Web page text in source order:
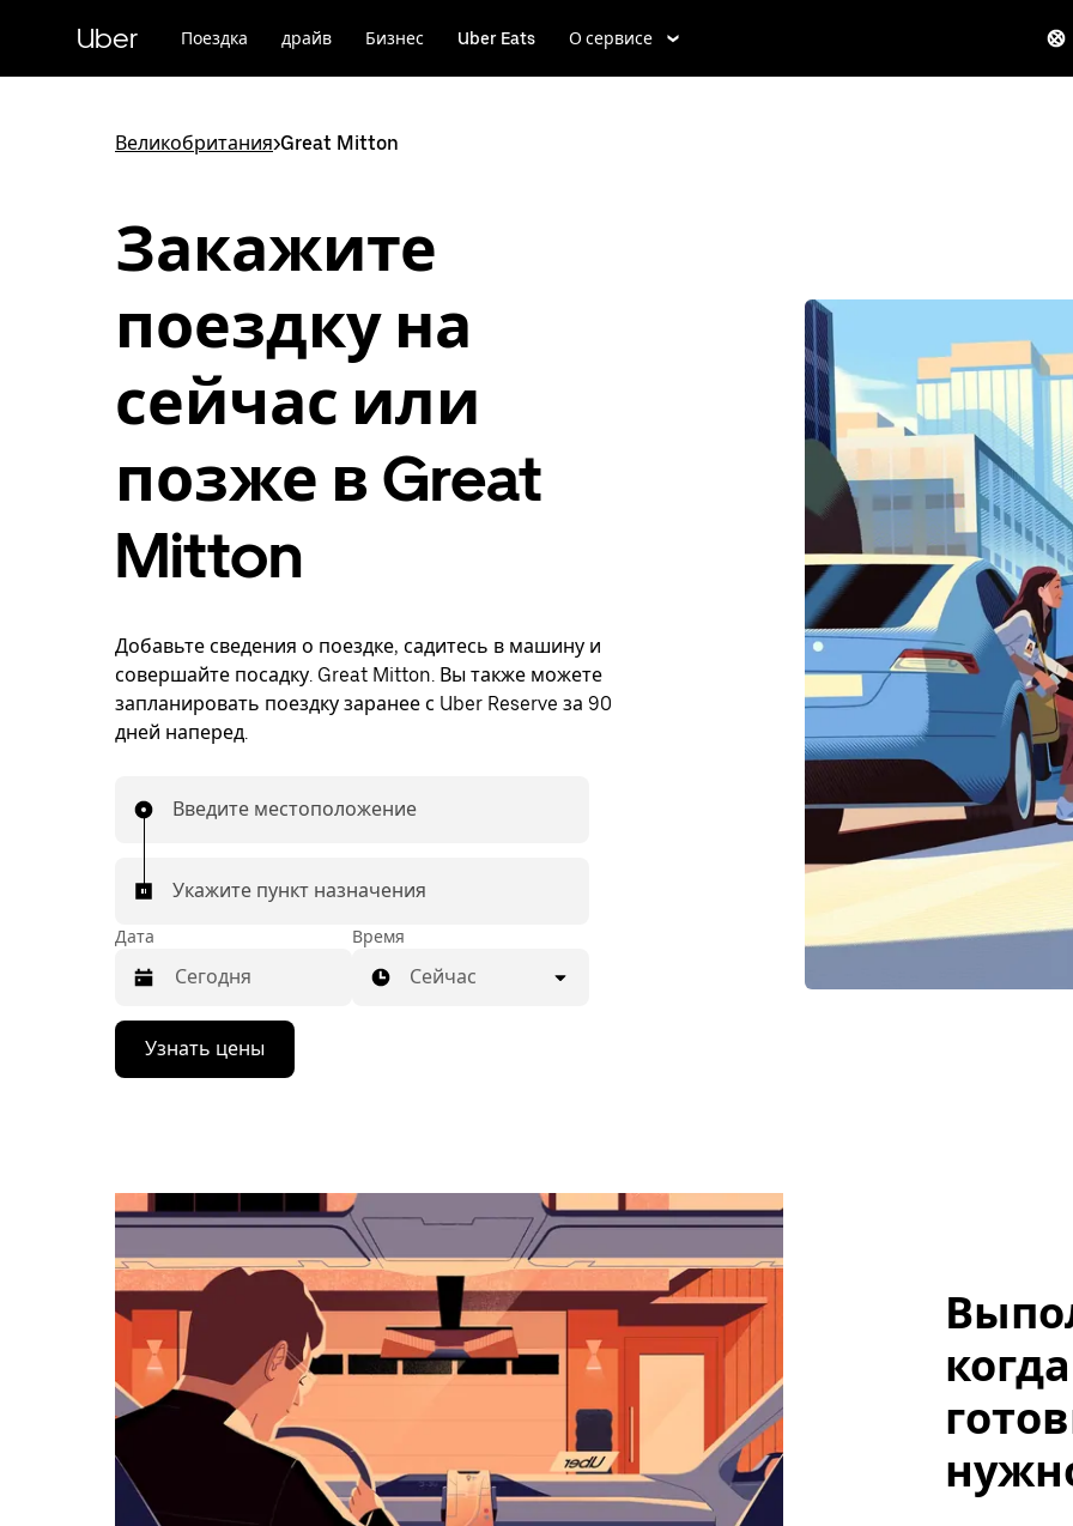
к
Uber Поездка драйв Бизнес Uber Eats О сервисе
Великобритания>Great Mitton
Закажите
поездку на
сейчас или
позже в Great
Mitton
Добавьте сведения о поездке, садитесь в машину и
совершайте посадку. Great Mitton. Вы также можете
запланировать поездку заранее с Uber Reserve за 90
дней наперед.
Введите местоположение
Укажите пункт назначения
Дата
Нажмите
стрелку
вниз,
выбрать
дату.
закрыть
календарь,
нажмите
Esc.
Время
Сейчас
Узнать цены